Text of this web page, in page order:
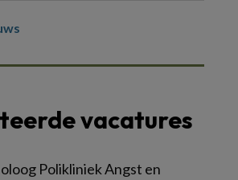
vacatures
Polikliniek Angst en